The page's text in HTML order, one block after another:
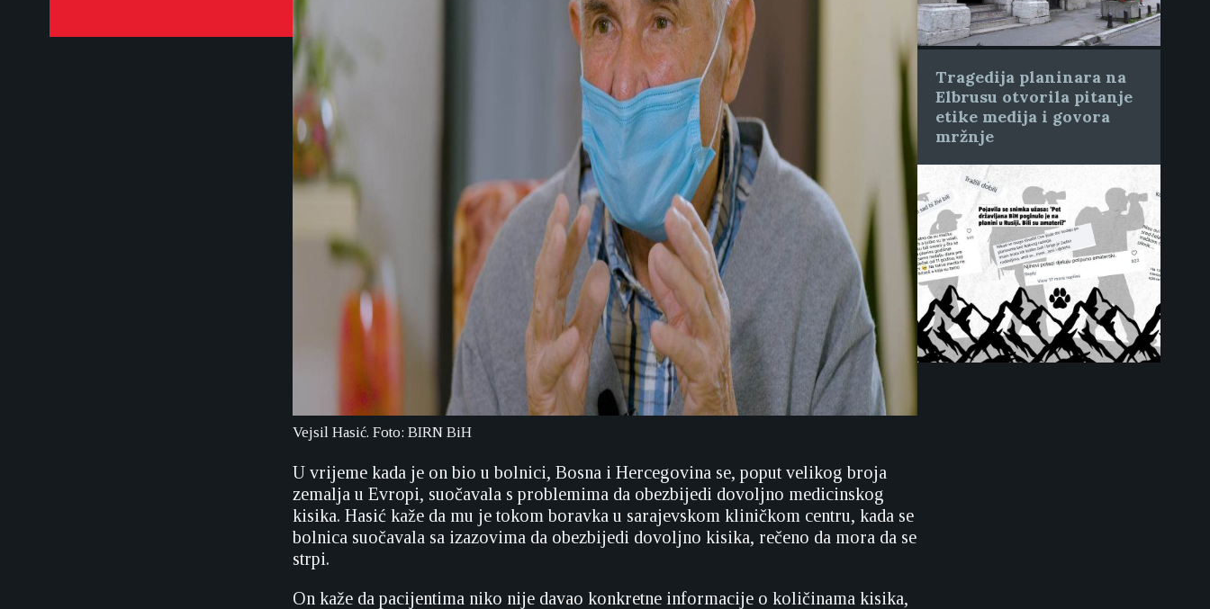
Vejsil Hasić. Foto: BIRN BiH
U vrijeme kada je on bio u bolnici, Bosna i Hercegovina se, poput velikog broja
zemalja u Evropi, suočavala s problemima da obezbijedi dovoljno medicinskog
kisika. Hasić kaže da mu je tokom boravka u sarajevskom kliničkom centru, kada se
bolnica suočavala sa izazovima da obezbijedi dovoljno kisika, rečeno da mora da se
strpi.
On kaže da pacijentima niko nije davao konkretne informacije o količinama kisika,
Tragedija planinara na
Elbrusu otvorila pitanje
etike medija i govora
mržnje